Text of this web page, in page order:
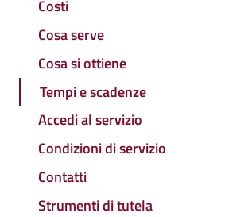
Costi
Cosa serve
Cosa si ottiene
Tempi e scadenze
Accedi al servizio
Condizioni di servizio
Contatti
Strumenti di tutela